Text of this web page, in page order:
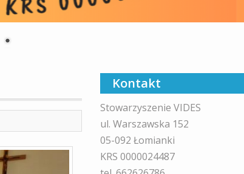
Kontakt
Stowarzyszenie VIDES
ul. Warszawska 152
05-092 Łomianki
KRS 0000024487